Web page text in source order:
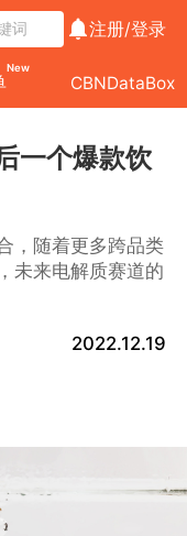
注册/登录
New
CBNDataBox
一个爆款饮
，随着更多跨品类
未来电解质赛道的
2022.12.19